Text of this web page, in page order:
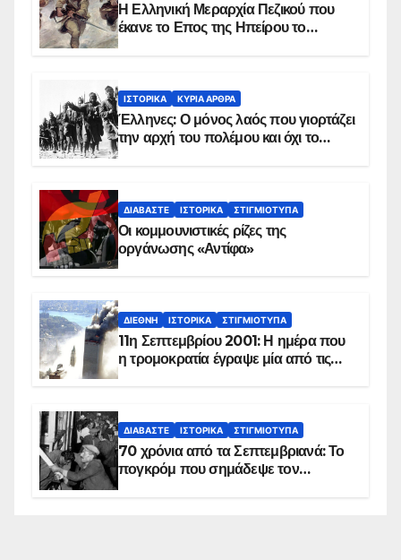
Η Ελληνική Μεραρχία Πεζικού που
έκανε το Επος της Ηπείρου το
ΙΣΤΟΡΙΚΆ ΚΥΡΙΑ ΑΡΘΡΑ
Έλληνες: Ο μόνος λαός που γιορτάζει
την αρχή του πολέμου και όχι το
ΔΙΑΒΆΣΤΕ ΙΣΤΟΡΙΚΆ ΣΤΙΓΜΙΌΤΥΠΑ
Οι κομμουνιστικές ρίζες της
οργάνωσης «Αντίφα»
ΔΙΕΘΝΉ ΙΣΤΟΡΙΚΆ ΣΤΙΓΜΙΌΤΥΠΑ
11η Σεπτεμβρίου 2001: Η ημέρα που
η τρομοκρατία έγραψε μία από τις
ΔΙΑΒΆΣΤΕ ΙΣΤΟΡΙΚΆ ΣΤΙΓΜΙΌΤΥΠΑ
70 χρόνια από τα Σεπτεμβριανά: Το
πογκρόμ που σημάδεψε τον